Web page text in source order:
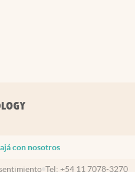
con nosotros
Tel: +54 11 7078-3270